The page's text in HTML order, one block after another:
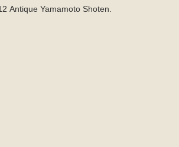
Antique Yamamoto Shoten.